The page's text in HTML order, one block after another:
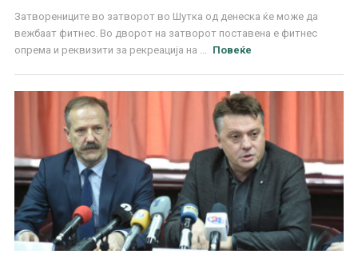
Затворениците во затворот во Шутка од денеска ќе може да
вежбаат фитнес. Во дворот на затворот поставена е фитнес
опрема и реквизити за рекреација на ...
Повеќе